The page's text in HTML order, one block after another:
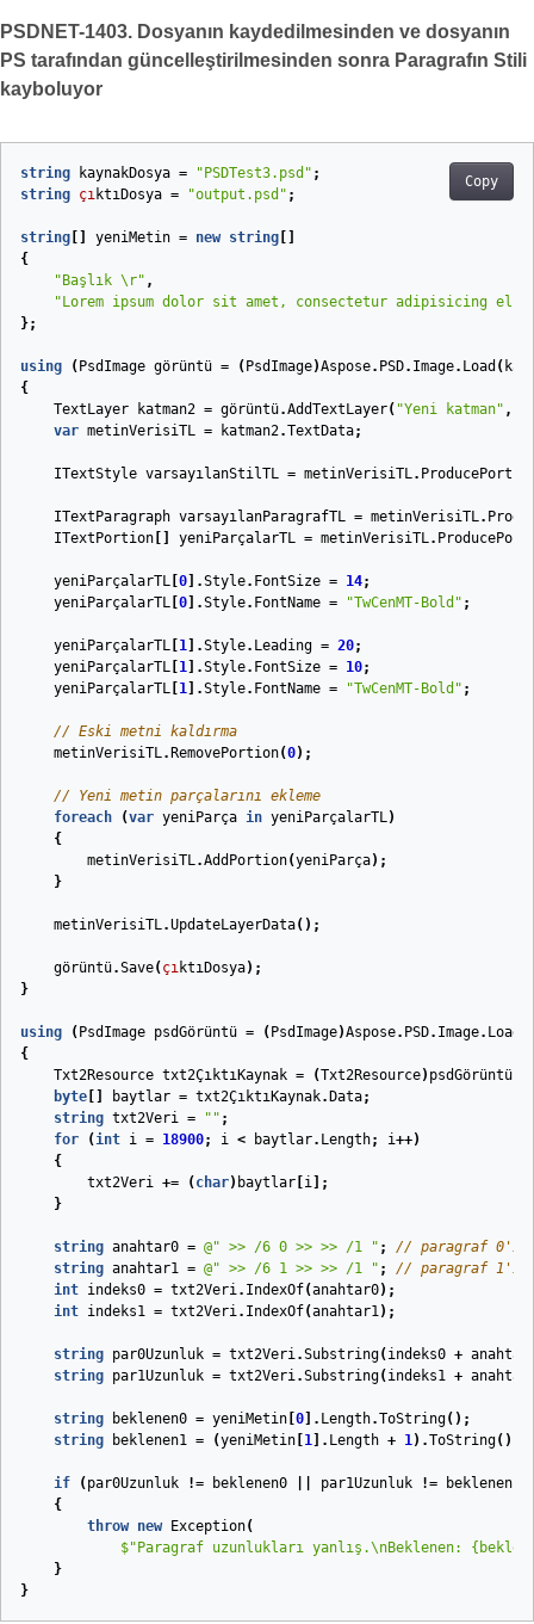
PSDNET-1403. Dosyanın kaydedilmesinden ve dosyanın
PS tarafından güncelleştirilmesinden sonra Paragrafın Stili
kayboluyor
Copy
string kaynakDosya = "PSDTest3.psd" ;
string çıktıDosya = "output.psd" ;
string yeniMetin = new string
{
"Başlık \r" ,
"Lorem ipsum dolor sit amet, consectetur adipisicing
};
using ( PsdImage görüntü = ( PsdImage)Aspose. PSD. Image. Load (
{
TextLayer
katman2 = görüntü.AddTextLayer( "Yeni katman" ,
var metinVerisiTL = katman2.TextData;
ITextStyle varsayılanStilTL = metinVerisiTL.
ITextParagraph varsayılanParagrafTL = metinVerisiTL.
ITextPortion
yeniParçalarTL = metinVerisiTL.
yeniParçalarTL 0 ].Style. FontSize = 14;
yeniParçalarTL 0 ].Style. FontName = "TwCenMT-Bold" ;
yeniParçalarTL 1 ].Style. Leading = 20;
yeniParçalarTL 1 ].Style. FontSize = 10;
yeniParçalarTL 1 ].Style. FontName = "TwCenMT-Bold" ;
// Eski metni kaldırma
metinVerisiTL. RemovePortion(0);
// Yeni metin parçalarını ekleme
foreach
(var yeniParça in yeniParçalarTL)
{
metinVerisiTL.AddPortion(yeniParça);
}
metinVerisiTL.UpdateLayerData();
görüntü.Save( çıktıDosya);
}
using ( PsdImage psdGörüntü = ( PsdImage)Aspose. PSD. Image. Load
{
Txt2Resource txt2ÇıktıKaynak = (Txt2Resource) psdGörüntü
byte
baytlar = txt2ÇıktıKaynak. Data;
string txt2Veri = "" ;
for
(int i = 18900; i < baytlar. Length; i++)
{
txt2Veri += ( char) baytlar i ];
}
string anahtar0 = @" >> /6 0 >> >> /1 " ;
// paragraf 0'ın
string anahtar1 = @" >> /6 1 >> >> /1 " ;
// paragraf 1'in
int indeks0 = txt2Veri. IndexOf(anahtar0);
int indeks1 = txt2Veri. IndexOf(anahtar1);
string par0Uzunluk = txt2Veri.Substring( indeks0 +
string par1Uzunluk = txt2Veri.Substring( indeks1 +
string beklenen0 = yeniMetin 0 ]. Length.ToString();
string
beklenen1 = (yeniMetin 1 ]. Length + 1).ToString();
if ( par0Uzunluk != beklenen0 par1Uzunluk != beklenen1
{
throw new Exception(
$"Paragraf uzunlukları yanlış.\nBeklenen:
}
}